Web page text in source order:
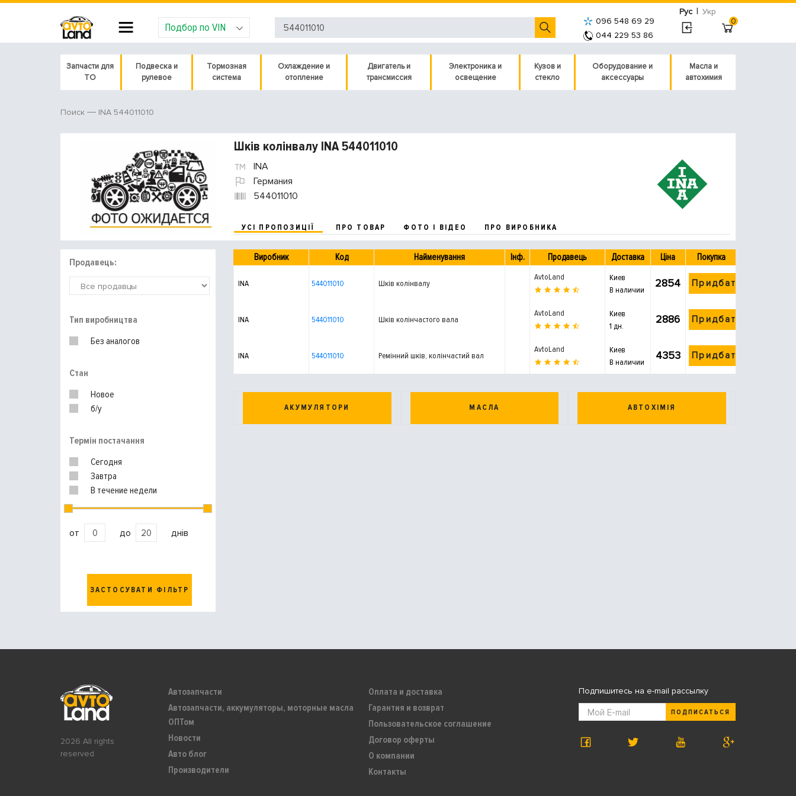
Рус | Укр
Подбор по VIN
096 548 69 29
044 229 53 86
0
Запчасти для
ТО
Подвеска и
рулевое
Тормозная
система
Охлаждение и
отопление
Двигатель и
трансмиссия
Электроника и
освещение
Кузов и
стекло
Оборудование и
аксессуары
Масла и
автохимия
Поиск INA 544011010
Шків колінвалу INA 544011010
INA
Германия
544011010
УСІ ПРОПОЗИЦІЇ ПРО ТОВАР ФОТО І ВІДЕО ПРО ВИРОБНИКА
Продавець:
Тип виробництва
Без аналогов
Стан
Новое
б/у
Термін постачання
Сегодня
Завтра
В течение недели
от до днів
ЗАСТОСУВАТИ ФІЛЬТР
Виробник Код Найменування Інф. Продавець Доставка Ціна Покупка
INA 544011010 Шків колінвалу
AvtoLand
Киев
В наличии
2854 Придбати
INA 544011010 Шків колінчастого вала
AvtoLand
Киев
1 дн.
2886 Придбати
INA 544011010 Ремінний шків, колінчастий вал
AvtoLand
Киев
В наличии
4353 Придбати
АКУМУЛЯТОРИ МАСЛА АВТОХІМІЯ
2026 All rights
reserved
Автозапчасти
Автозапчасти, аккумуляторы, моторные масла
ОПТом
Новости
Авто блог
Производители
Оплата и доставка
Гарантия и возврат
Пользовательское соглашение
Договор оферты
О компании
Контакты
Подпишитесь на e-mail рассылку
ПОДПИСАТЬСЯ